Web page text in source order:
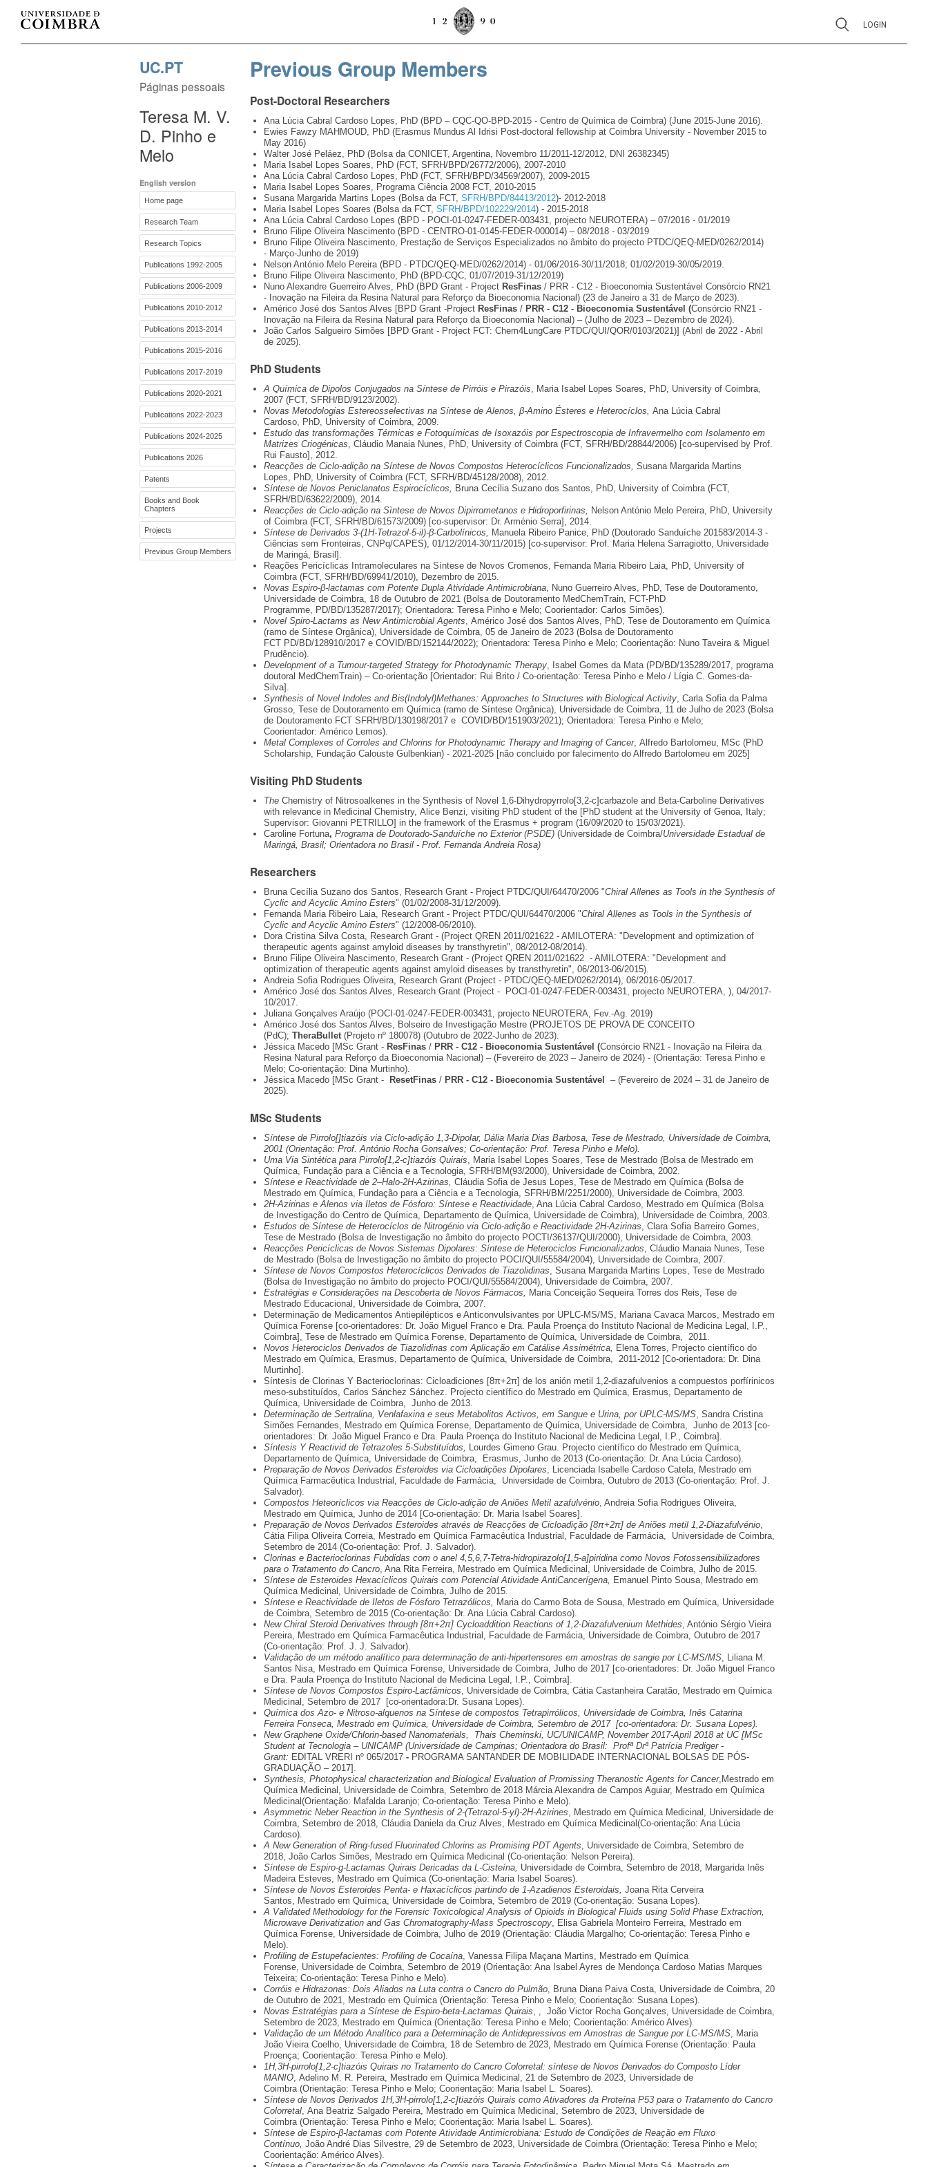
LOGIN
UC.PT
Páginas pessoais
Teresa M. V.
D. Pinho e
Melo
English version
Home page
Research Team
Research Topics
Publications 1992-2005
Publications 2006-2009
Publications 2010-2012
Publications 2013-2014
Publications 2015-2016
Publications 2017-2019
Publications 2020-2021
Publications 2022-2023
Publications 2024-2025
Publications 2026
Patents
Books and Book
Chapters
Projects
Previous Group Members
Previous Group Members
Post-Doctoral Researchers
Ana Lúcia Cabral Cardoso Lopes, PhD (BPD – CQC-QO-BPD-2015 - Centro de Química de Coimbra) (June 2015-June 2016).
Ewies Fawzy MAHMOUD, PhD (Erasmus Mundus Al Idrisi Post-doctoral fellowship at Coimbra University - November 2015 to
May 2016)
Walter José Peláez, PhD (Bolsa da CONICET, Argentina, Novembro 11/2011-12/2012, DNI 26382345)
Maria Isabel Lopes Soares, PhD (FCT, SFRH/BPD/26772/2006), 2007-2010
Ana Lúcia Cabral Cardoso Lopes, PhD (FCT, SFRH/BPD/34569/2007), 2009-2015
Maria Isabel Lopes Soares, Programa Ciência 2008 FCT, 2010-2015
Susana Margarida Martins Lopes (Bolsa da FCT, SFRH/BPD/84413/2012)- 2012-2018
Maria Isabel Lopes Soares (Bolsa da FCT, SFRH/BPD/102229/2014) - 2015-2018
Ana Lúcia Cabral Cardoso Lopes (BPD - POCI-01-0247-FEDER-003431, projecto NEUROTERA) – 07/2016 - 01/2019
Bruno Filipe Oliveira Nascimento (BPD - CENTRO-01-0145-FEDER-000014) – 08/2018 - 03/2019
Bruno Filipe Oliveira Nascimento, Prestação de Serviços Especializados no âmbito do projecto PTDC/QEQ-MED/0262/2014)
- Março-Junho de 2019)
Nelson António Melo Pereira (BPD - PTDC/QEQ-MED/0262/2014) - 01/06/2016-30/11/2018; 01/02/2019-30/05/2019.
Bruno Filipe Oliveira Nascimento, PhD (BPD-CQC, 01/07/2019-31/12/2019)
Nuno Alexandre Guerreiro Alves, PhD (BPD Grant - Project ResFinas / PRR - C12 - Bioeconomia Sustentável Consórcio RN21
- Inovação na Fileira da Resina Natural para Reforço da Bioeconomia Nacional) (23 de Janeiro a 31 de Março de 2023).
Américo José dos Santos Alves [BPD Grant -Project ResFinas / PRR - C12 - Bioeconomia Sustentável (Consórcio RN21 -
Inovação na Fileira da Resina Natural para Reforço da Bioeconomia Nacional) – (Julho de 2023 – Dezembro de 2024).
João Carlos Salgueiro Simões [BPD Grant - Project FCT: Chem4LungCare PTDC/QUI/QOR/0103/2021)] (Abril de 2022 - Abril
de 2025).
PhD Students
A Química de Dipolos Conjugados na Síntese de Pirróis e Pirazóis, Maria Isabel Lopes Soares, PhD, University of Coimbra,
2007 (FCT, SFRH/BD/9123/2002).
Novas Metodologias Estereosselectivas na Síntese de Alenos, β-Amino Ésteres e Heterocíclos, Ana Lúcia Cabral
Cardoso, PhD, University of Coimbra, 2009.
Estudo das transformações Térmicas e Fotoquímicas de Isoxazóis por Espectroscopia de Infravermelho com Isolamento em
Matrizes Criogénicas, Cláudio Manaia Nunes, PhD, University of Coimbra (FCT, SFRH/BD/28844/2006) [co-supervised by Prof.
Rui Fausto], 2012.
Reacções de Ciclo-adição na Síntese de Novos Compostos Heterocíclicos Funcionalizados, Susana Margarida Martins
Lopes, PhD, University of Coimbra (FCT, SFRH/BD/45128/2008), 2012.
Síntese de Novos Peniclanatos Espirocíclicos, Bruna Cecília Suzano dos Santos, PhD, University of Coimbra (FCT,
SFRH/BD/63622/2009), 2014.
Reacções de Ciclo-adição na Sìntese de Novos Dipirrometanos e Hidroporfirinas, Nelson António Melo Pereira, PhD, University
of Coimbra (FCT, SFRH/BD/61573/2009) [co-supervisor: Dr. Arménio Serra], 2014.
Síntese de Derivados 3-(1H-Tetrazol-5-il)-β-Carbolínicos, Manuela Ribeiro Panice, PhD (Doutorado Sanduíche 201583/2014-3 -
Ciências sem Fronteiras, CNPq/CAPES), 01/12/2014-30/11/2015) [co-supervisor: Prof. Maria Helena Sarragiotto, Universidade
de Maringá, Brasil].
Reações Pericíclicas Intramoleculares na Síntese de Novos Cromenos, Fernanda Maria Ribeiro Laia, PhD, University of
Coimbra (FCT, SFRH/BD/69941/2010), Dezembro de 2015.
Novas Espiro-β-lactamas com Potente Dupla Atividade Antimicrobiana, Nuno Guerreiro Alves, PhD, Tese de Doutoramento,
Universidade de Coimbra, 18 de Outubro de 2021 (Bolsa de Doutoramento MedChemTrain, FCT-PhD
Programme, PD/BD/135287/2017); Orientadora: Teresa Pinho e Melo; Coorientador: Carlos Simões).
Novel Spiro-Lactams as New Antimicrobial Agents, Américo José dos Santos Alves, PhD, Tese de Doutoramento em Química
(ramo de Síntese Orgânica), Universidade de Coimbra, 05 de Janeiro de 2023 (Bolsa de Doutoramento
FCT PD/BD/128910/2017 e COVID/BD/152144/2022); Orientadora: Teresa Pinho e Melo; Coorientação: Nuno Taveira & Miguel
Prudêncio).
Development of a Tumour-targeted Strategy for Photodynamic Therapy, Isabel Gomes da Mata (PD/BD/135289/2017, programa
doutoral MedChemTrain) – Co-orientação [Orientador: Rui Brito / Co-orientação: Teresa Pinho e Melo / Lígia C. Gomes-da-
Silva].
Synthesis of Novel Indoles and Bis(Indolyl)Methanes: Approaches to Structures with Biological Activity, Carla Sofia da Palma
Grosso, Tese de Doutoramento em Química (ramo de Síntese Orgânica), Universidade de Coimbra, 11 de Julho de 2023 (Bolsa
de Doutoramento FCT SFRH/BD/130198/2017 e COVID/BD/151903/2021); Orientadora: Teresa Pinho e Melo;
Coorientador: Américo Lemos).
Metal Complexes of Corroles and Chlorins for Photodynamic Therapy and Imaging of Cancer, Alfredo Bartolomeu, MSc (PhD
Scholarship, Fundação Calouste Gulbenkian) - 2021-2025 [não concluido por falecimento do Alfredo Bartolomeu em 2025]
Visiting PhD Students
The Chemistry of Nitrosoalkenes in the Synthesis of Novel 1,6-Dihydropyrrolo[3,2-c]carbazole and Beta-Carboline Derivatives
with relevance in Medicinal Chemistry, Alice Benzi, visiting PhD student of the [PhD student at the University of Genoa, Italy;
Supervisor: Giovanni PETRILLO] in the framework of the Erasmus + program (16/09/2020 to 15/03/2021).
Caroline Fortuna, Programa de Doutorado-Sanduíche no Exterior (PSDE) (Universidade de Coimbra/Universidade Estadual de
Maringá, Brasil; Orientadora no Brasil - Prof. Fernanda Andreia Rosa)
Researchers
Bruna Cecília Suzano dos Santos, Research Grant - Project PTDC/QUI/64470/2006 "Chiral Allenes as Tools in the Synthesis of
Cyclic and Acyclic Amino Esters" (01/02/2008-31/12/2009).
Fernanda Maria Ribeiro Laia, Research Grant - Project PTDC/QUI/64470/2006 "Chiral Allenes as Tools in the Synthesis of
Cyclic and Acyclic Amino Esters" (12/2008-06/2010).
Dora Cristina Silva Costa, Research Grant - (Project QREN 2011/021622 - AMILOTERA: "Development and optimization of
therapeutic agents against amyloid diseases by transthyretin", 08/2012-08/2014).
Bruno Filipe Oliveira Nascimento, Research Grant - (Project QREN 2011/021622 - AMILOTERA: "Development and
optimization of therapeutic agents against amyloid diseases by transthyretin", 06/2013-06/2015).
Andreia Sofia Rodrigues Oliveira, Research Grant (Project - PTDC/QEQ-MED/0262/2014), 06/2016-05/2017.
Américo José dos Santos Alves, Research Grant (Project - POCI-01-0247-FEDER-003431, projecto NEUROTERA, ), 04/2017-
10/2017.
Juliana Gonçalves Araújo (POCI-01-0247-FEDER-003431, projecto NEUROTERA, Fev.-Ag. 2019)
Américo José dos Santos Alves, Bolseiro de Investigação Mestre (PROJETOS DE PROVA DE CONCEITO
(PdC); TheraBullet (Projeto nº 180078) (Outubro de 2022-Junho de 2023).
Jéssica Macedo [MSc Grant - ResFinas / PRR - C12 - Bioeconomia Sustentável (Consórcio RN21 - Inovação na Fileira da
Resina Natural para Reforço da Bioeconomia Nacional) – (Fevereiro de 2023 – Janeiro de 2024) - (Orientação: Teresa Pinho e
Melo; Co-orientação: Dina Murtinho).
Jéssica Macedo [MSc Grant -
ResetFinas / PRR - C12 - Bioeconomia Sustentável
– (Fevereiro de 2024 – 31 de Janeiro de
2025).
MSc Students
Síntese de Pirrolo[]tiazóis via Ciclo-adição 1,3-Dipolar, Dália Maria Dias Barbosa, Tese de Mestrado, Universidade de Coimbra,
2001 (Orientação: Prof. António Rocha Gonsalves; Co-orientação: Prof. Teresa Pinho e Melo).
Uma Via Sintética para Pirrolo[1,2-c]tiazóis Quirais, Maria Isabel Lopes Soares, Tese de Mestrado (Bolsa de Mestrado em
Química, Fundação para a Ciência e a Tecnologia, SFRH/BM(93/2000), Universidade de Coimbra, 2002.
Síntese e Reactividade de 2–Halo-2H-Azirinas, Cláudia Sofia de Jesus Lopes, Tese de Mestrado em Química (Bolsa de
Mestrado em Química, Fundação para a Ciência e a Tecnologia, SFRH/BM/2251/2000), Universidade de Coimbra, 2003.
2H-Azirinas e Alenos via Iletos de Fósforo: Síntese e Reactividade, Ana Lúcia Cabral Cardoso, Mestrado em Química (Bolsa
de Investigação do Centro de Química, Departamento de Química, Universidade de Coimbra), Universidade de Coimbra, 2003.
Estudos de Síntese de Heterocíclos de Nitrogénio via Ciclo-adição e Reactividade 2H-Azirinas, Clara Sofia Barreiro Gomes,
Tese de Mestrado (Bolsa de Investigação no âmbito do projecto POCTI/36137/QUI/2000), Universidade de Coimbra, 2003.
Reacções Pericíclicas de Novos Sistemas Dipolares: Síntese de Heterociclos Funcionalizados, Cláudio Manaia Nunes, Tese
de Mestrado (Bolsa de Investigação no âmbito do projecto POCI/QUI/55584/2004), Universidade de Coimbra, 2007.
Síntese de Novos Compostos Heterocíclicos Derivados de Tiazolidinas, Susana Margarida Martins Lopes, Tese de Mestrado
(Bolsa de Investigação no âmbito do projecto POCI/QUI/55584/2004), Universidade de Coimbra, 2007.
Estratégias e Considerações na Descoberta de Novos Fármacos, Maria Conceição Sequeira Torres dos Reis, Tese de
Mestrado Educacional, Universidade de Coimbra, 2007.
Determinação de Medicamentos Antiepilépticos e Anticonvulsivantes por UPLC-MS/MS, Mariana Cavaca Marcos, Mestrado em
Química Forense [co-orientadores: Dr. João Miguel Franco e Dra. Paula Proença do Instituto Nacional de Medicina Legal, I.P.,
Coimbra], Tese de Mestrado em Química Forense, Departamento de Química, Universidade de Coimbra, 2011.
Novos Heterociclos Derivados de Tiazolidinas com Aplicação em Catálise Assimétrica, Elena Torres, Projecto científico do
Mestrado em Química, Erasmus, Departamento de Química, Universidade de Coimbra, 2011-2012 [Co-orientadora: Dr. Dina
Murtinho].
Síntesis de Clorinas Y Bacterioclorinas: Cicloadiciones [8π+2π] de los anión metil 1,2-diazafulvenios a compuestos porfírinicos
meso-substituídos, Carlos Sánchez Sánchez. Projecto científico do Mestrado em Química, Erasmus, Departamento de
Química, Universidade de Coimbra, Junho de 2013.
Determinação de Sertralina, Venlafaxina e seus Metabolitos Activos, em Sangue e Urina, por UPLC-MS/MS, Sandra Cristina
Simões Fernandes, Mestrado em Química Forense, Departamento de Química, Universidade de Coimbra, Junho de 2013 [co-
orientadores: Dr. João Miguel Franco e Dra. Paula Proença do Instituto Nacional de Medicina Legal, I.P., Coimbra].
Síntesis Y Reactivid de Tetrazoles 5-Substituídos, Lourdes Gimeno Grau. Projecto científico do Mestrado em Química,
Departamento de Química, Universidade de Coimbra, Erasmus, Junho de 2013 (Co-orientação: Dr. Ana Lúcia Cardoso).
Preparação de Novos Derivados Esteroides via Cicloadições Dipolares, Licenciada Isabelle Cardoso Catela, Mestrado em
Química Farmacêutica Industrial, Faculdade de Farmácia, Universidade de Coimbra, Outubro de 2013 (Co-orientação: Prof. J.
Salvador).
Compostos Heteoríclicos via Reacções de Ciclo-adição de Aniões Metil azafulvénio, Andreia Sofia Rodrigues Oliveira,
Mestrado em Química, Junho de 2014 [Co-orientação: Dr. Maria Isabel Soares].
Preparação de Novos Derivados Esteroides através de Reacções de Cicloadição [8π+2π] de Aniões metil 1,2-Diazafulvénio,
Cátia Filipa Oliveira Correia, Mestrado em Química Farmacêutica Industrial, Faculdade de Farmácia, Universidade de Coimbra,
Setembro de 2014 (Co-orientação: Prof. J. Salvador).
Clorinas e Bacterioclorinas Fubdidas com o anel 4,5,6,7-Tetra-hidropirazolo[1,5-a]piridina como Novos Fotossensibilizadores
para o Tratamento do Cancro, Ana Rita Ferreira, Mestrado em Química Medicinal, Universidade de Coimbra, Julho de 2015.
Síntese de Esteroides Hexacíclicos Quirais com Potencial Atividade AntiCancerígena, Emanuel Pinto Sousa, Mestrado em
Química Medicinal, Universidade de Coimbra, Julho de 2015.
Síntese e Reactividade de Iletos de Fósforo Tetrazólicos, Maria do Carmo Bota de Sousa, Mestrado em Química, Universidade
de Coimbra, Setembro de 2015 (Co-orientação: Dr. Ana Lúcia Cabral Cardoso).
New Chiral Steroid Derivatives through [8π+2π] Cycloaddition Reactions of 1,2-Diazafulvenium Methides, António Sérgio Vieira
Pereira, Mestrado em Química Farmacêutica Industrial, Faculdade de Farmácia, Universidade de Coimbra, Outubro de 2017
(Co-orientação: Prof. J. J. Salvador).
Validação de um método analítico para determinação de anti-hipertensores em amostras de sangie por LC-MS/MS, Liliana M.
Santos Nisa, Mestrado em Química Forense, Universidade de Coimbra, Julho de 2017 [co-orientadores: Dr. João Miguel Franco
e Dra. Paula Proença do Instituto Nacional de Medicina Legal, I.P., Coimbra].
Síntese de Novos Compostos Espiro-Lactâmicos, Universidade de Coimbra, Cátia Castanheira Caratão, Mestrado em Química
Medicinal, Setembro de 2017 [co-orientadora:Dr. Susana Lopes).
Química dos Azo- e Nitroso-alquenos na Síntese de compostos Tetrapirrólicos, Universidade de Coimbra, Inês Catarina
Ferreira Fonseca, Mestrado em Química, Universidade de Coimbra, Setembro de 2017 [co-orientadora: Dr. Susana Lopes).
New Graphene Oxide/Chlorin-based Nanomaterials, Thais Cheminski, UC/UNICAMP, November 2017-April 2018 at UC [MSc
Student at Tecnologia – UNICAMP (Universidade de Campinas; Orientadora do Brasil: Profª Drª Patrícia Prediger -
Grant: EDITAL VRERI nº 065/2017 - PROGRAMA SANTANDER DE MOBILIDADE INTERNACIONAL BOLSAS DE PÓS-
GRADUAÇÃO – 2017].
Synthesis, Photophysical characterization and Biological Evaluation of Promissing Theranostic Agents for Cancer,Mestrado em
Química Medicinal, Universidade de Coimbra, Setembro de 2018 Márcia Alexandra de Campos Aguiar, Mestrado em Química
Medicinal(Orientação: Mafalda Laranjo; Co-orientação: Teresa Pinho e Melo).
Asymmetric Neber Reaction in the Synthesis of 2-(Tetrazol-5-yl)-2H-Azirines, Mestrado em Química Medicinal, Universidade de
Coimbra, Setembro de 2018, Cláudia Daniela da Cruz Alves, Mestrado em Química Medicinal(Co-orientação: Ana Lúcia
Cardoso).
A New Generation of Ring-fused Fluorinated Chlorins as Promising PDT Agents, Universidade de Coimbra, Setembro de
2018, João Carlos Simões, Mestrado em Química Medicinal (Co-orientação: Nelson Pereira).
Síntese de Espiro-g-Lactamas Quirais Dericadas da L-Cisteína, Universidade de Coimbra, Setembro de 2018, Margarida Inês
Madeira Esteves, Mestrado em Química (Co-orientação: Maria Isabel Soares).
Síntese de Novos Esteroides Penta- e Haxacíclicos partindo de 1-Azadienos Esteroidais, Joana Rita Cerveira
Santos, Mestrado em Química, Universidade de Coimbra, Setembro de 2019 (Co-orientação: Susana Lopes).
A Validated Methodology for the Forensic Toxicological Analysis of Opioids in Biological Fluids using Solid Phase Extraction,
Microwave Derivatization and Gas Chromatography-Mass Spectroscopy, Elisa Gabriela Monteiro Ferreira, Mestrado em
Química Forense, Universidade de Coimbra, Julho de 2019 (Orientação: Cláudia Margalho; Co-orientação: Teresa Pinho e
Melo).
Profiling de Estupefacientes: Profiling de Cocaína, Vanessa Filipa Maçana Martins, Mestrado em Química
Forense, Universidade de Coimbra, Setembro de 2019 (Orientação: Ana Isabel Ayres de Mendonça Cardoso Matias Marques
Teixeira; Co-orientação: Teresa Pinho e Melo).
Corróis e Hidrazonas: Dois Aliados na Luta contra o Cancro do Pulmão, Bruna Diana Paiva Costa, Universidade de Coimbra, 20
de Outubro de 2021, Mestrado em Química (Orientação: Teresa Pinho e Melo; Coorientação: Susana Lopes).
Novas Estratégias para a Síntese de Espiro-beta-Lactamas Quirais, , João Victor Rocha Gonçalves, Universidade de Coimbra,
Setembro de 2023, Mestrado em Química (Orientação: Teresa Pinho e Melo; Coorientação: Américo Alves).
Validação de um Método Analítico para a Determinação de Antidepressivos em Amostras de Sangue por LC-MS/MS, Maria
João Vieira Coelho, Universidade de Coimbra, 18 de Setembro de 2023, Mestrado em Química Forense (Orientação: Paula
Proença; Coorientação: Teresa Pinho e Melo).
1H,3H-pirrolo[1,2-c]tiazóis Quirais no Tratamento do Cancro Colorretal: síntese de Novos Derivados do Composto Líder
MANIO, Adelino M. R. Pereira, Mestrado em Química Medicinal, 21 de Setembro de 2023, Universidade de
Coimbra (Orientação: Teresa Pinho e Melo; Coorientação: Maria Isabel L. Soares).
Síntese de Novos Derivados 1H,3H-pirrolo[1,2-c]tiazóis Quirais como Ativadores da Proteína P53 para o Tratamento do Cancro
Colorretal, Ana Beatriz Salgado Pereira, Mestrado em Química Medicinal, Setembro de 2023, Universidade de
Coimbra (Orientação: Teresa Pinho e Melo; Coorientação: Maria Isabel L. Soares).
Síntese de Espiro-β-lactamas com Potente Atividade Antimicrobiana: Estudo de Condições de Reação em Fluxo
Contínuo, João André Dias Silvestre, 29 de Setembro de 2023, Universidade de Coimbra (Orientação: Teresa Pinho e Melo;
Coorientação: Américo Alves).